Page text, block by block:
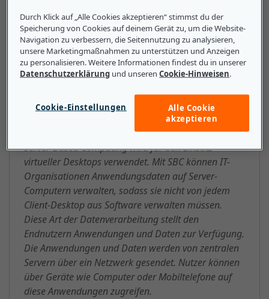
auf einem zentralen Server speichern und von jedem
Gerät aus zugänglich machen.
Unternehmen über SBC (Server-
Based Computing) wissen
Server-Based Computing wird für den Einsatz
virtueller Desktops verwendet. Mit SBC können IT-
Organisationen Anwendungsdaten auf Server-
Computern verwalten, sodass sie nicht von jedem
Client-Desktop aus Software verwalten müssen.
Diese Art der Datenverarbeitung stellt den
Endnutzern Anwendungen und Daten zur Verfügung.
Die Anwendungen und Daten werden von zentralen
Servern über ein Netzwerk gesendet. Nutzer können
über Geräte wie Computer oder Mobiltelefone auf
diese Anwendungen zugreifen.
Durch Klick auf „Alle Cookies akzeptieren“ stimmst du der
Speicherung von Cookies auf deinem Gerät zu, um die Website-
Navigation zu verbessern, die Seitennutzung zu analysieren,
unsere Marketingmaßnahmen zu unterstützen und Anzeigen
zu personalisieren. Weitere Informationen findest du in unserer
Datenschutzerklärung und unserenCookie-Hinweisen.
Cookie-Einstellungen
Alle Cookie
akzeptieren